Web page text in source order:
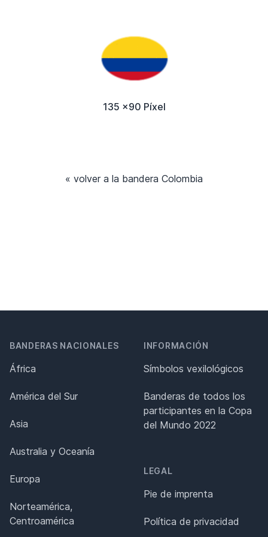
135 x90 Píxel
« volver a la bandera Colombia
BANDERAS NACIONALES
África
América del Sur
Asia
Australia y Oceanía
Europa
Norteamérica,
Centroamérica
INFORMACIÓN
Símbolos vexilológicos
Banderas de todos los
participantes en la Copa
del Mundo 2022
LEGAL
Pie de imprenta
Política de privacidad